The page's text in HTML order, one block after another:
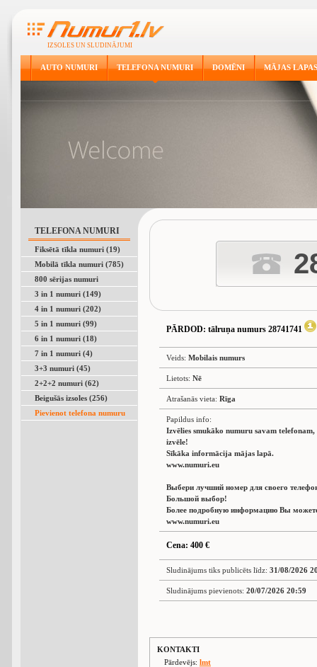
IZSOLES UN SLUDINĀJUMI
AUTO NUMURI TELEFONA NUMURI DOMĒNI MĀJAS LAPAS
TELEFONA NUMURI
Fiksētā tīkla numuri (19)
Mobilā tīkla numuri (785)
800 sērijas numuri
3 in 1 numuri (149)
4 in 1 numuri (202)
5 in 1 numuri (99)
6 in 1 numuri (18)
7 in 1 numuri (4)
3+3 numuri (45)
2+2+2 numuri (62)
Beigušās izsoles (256)
Pievienot telefona numuru
PĀRDOD: tālruņa numurs 28741741
Veids: Mobilais numurs
Lietots: Nē
Atrašanās vieta: Rīga
Papildus info:
Izvēlies smukāko numuru savam
izvēle!
Sīkāka informācija mājas lapā.
www.numuri.eu
Выбери лучший номер для своего
Большой выбор!
Более подробную информацию Вы
www.numuri.eu
Cena: 400 €
Sludinājums tiks publicēts līdz: 31/08/2026
Sludinājums pievienots: 20/07/2026 20:59
KONTAKTI
Pārdevējs: lmt